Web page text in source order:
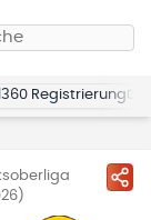
Registrierung